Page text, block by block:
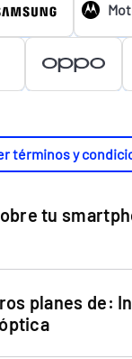
términos y
tu
planes de: